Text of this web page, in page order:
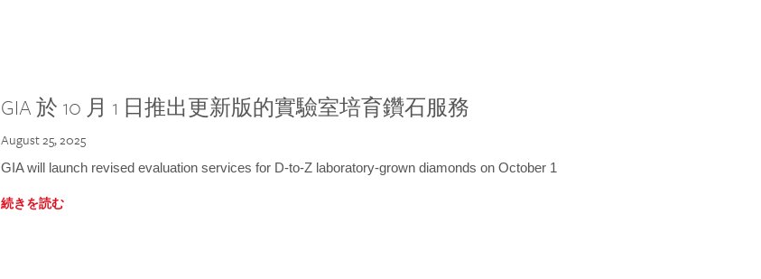
GIA 於 10 月 1 日推出更新版的實驗室培育鑽石服務
August 25, 2025
GIA will launch revised evaluation services for D-to-Z laboratory-grown diamonds on October 1
続きを読む